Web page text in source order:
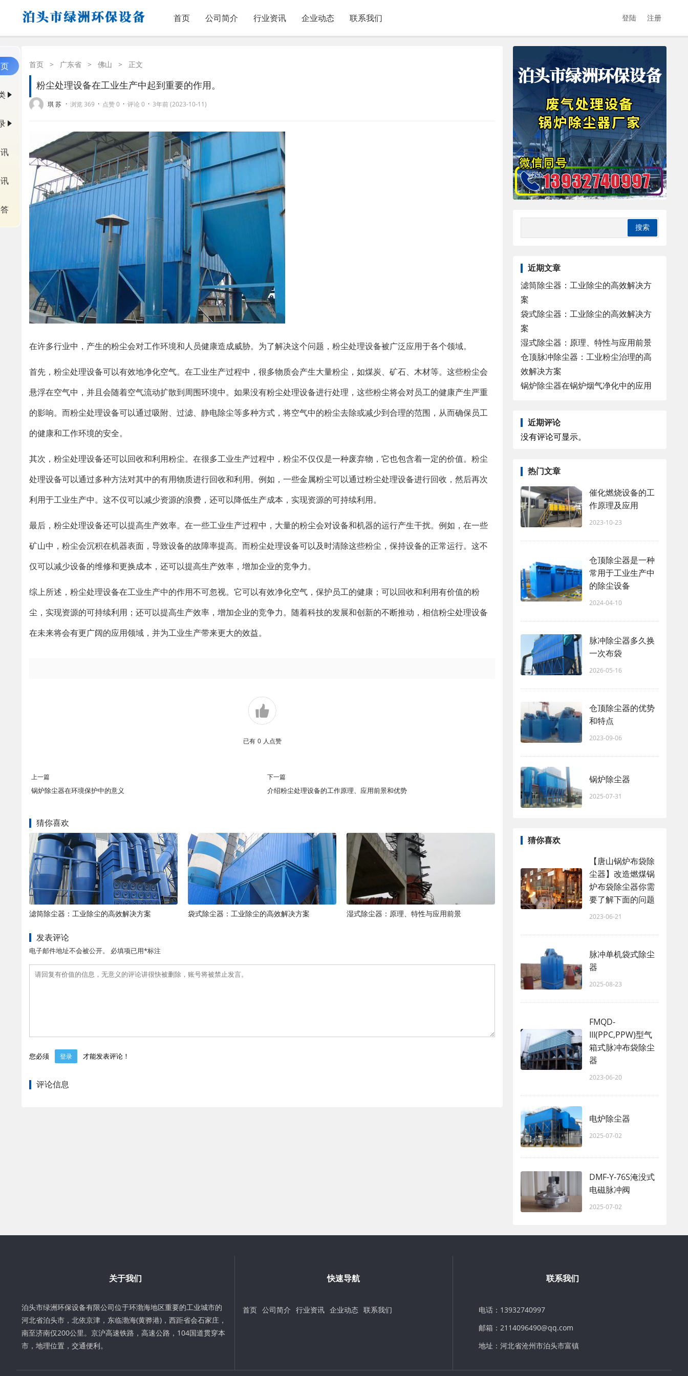
首页 公司简介 行业资讯 企业动态 联系我们 登陆 注册
首页 > 广东省 > 佛山 > 正文
粉尘处理设备在工业生产中起到重要的作用。
琪 苏 · 浏览 369 · 点赞 0 · 评论 0 · 3年前 (2023-10-11)
在许多行业中，产生的粉尘会对工作环境和人员健康造成威胁。为了解决这个问题，粉尘处理设备被广泛应用于各个领域。
首先，粉尘处理设备可以有效地净化空气。在工业生产过程中，很多物质会产生大量粉尘，如煤炭、矿石、木材等。这些粉尘会
悬浮在空气中，并且会随着空气流动扩散到周围环境中。如果没有粉尘处理设备进行处理，这些粉尘将会对员工的健康产生严重
的影响。而粉尘处理设备可以通过吸附、过滤、静电除尘等多种方式，将空气中的粉尘去除或减少到合理的范围，从而确保员工
的健康和工作环境的安全。
其次，粉尘处理设备还可以回收和利用粉尘。在很多工业生产过程中，粉尘不仅仅是一种废弃物，它也包含着一定的价值。粉尘
处理设备可以通过多种方法对其中的有用物质进行回收和利用。例如，一些金属粉尘可以通过粉尘处理设备进行回收，然后再次
利用于工业生产中。这不仅可以减少资源的浪费，还可以降低生产成本，实现资源的可持续利用。
最后，粉尘处理设备还可以提高生产效率。在一些工业生产过程中，大量的粉尘会对设备和机器的运行产生干扰。例如，在一些
矿山中，粉尘会沉积在机器表面，导致设备的故障率提高。而粉尘处理设备可以及时清除这些粉尘，保持设备的正常运行。这不
仅可以减少设备的维修和更换成本，还可以提高生产效率，增加企业的竞争力。
综上所述，粉尘处理设备在工业生产中的作用不可忽视。它可以有效净化空气，保护员工的健康；可以回收和利用有价值的粉
尘，实现资源的可持续利用；还可以提高生产效率，增加企业的竞争力。随着科技的发展和创新的不断推动，相信粉尘处理设备
在未来将会有更广阔的应用领域，并为工业生产带来更大的效益。
已有 0 人点赞
上一篇
锅炉除尘器在环境保护中的意义
下一篇
介绍粉尘处理设备的工作原理、应用前景和优势
猜你喜欢
滤筒除尘器：工业除尘的高效解决方案 袋式除尘器：工业除尘的高效解决方案 湿式除尘器：原理、特性与应用前景
发表评论
电子邮件地址不会被公开。 必填项已用*标注
您必须 登录 才能发表评论！
评论信息
近期文章
滤筒除尘器：工业除尘的高效解决方
案
袋式除尘器：工业除尘的高效解决方
案
湿式除尘器：原理、特性与应用前景
仓顶脉冲除尘器：工业粉尘治理的高
效解决方案
锅炉除尘器在锅炉烟气净化中的应用
近期评论
没有评论可显示。
热门文章
催化燃烧设备的工
作原理及应用
2023-10-23
仓顶除尘器是一种
常用于工业生产中
的除尘设备
2024-04-10
脉冲除尘器多久换
一次布袋
2026-05-16
仓顶除尘器的优势
和特点
2023-09-06
锅炉除尘器
2025-07-31
猜你喜欢
【唐山锅炉布袋除
尘器】改造燃煤锅
炉布袋除尘器你需
要了解下面的问题
2023-06-21
脉冲单机袋式除尘
器
2025-08-23
FMQD-
III(PPC,PPW)型气
箱式脉冲布袋除尘
器
2023-06-20
电炉除尘器
2025-07-02
DMF-Y-76S淹没式
电磁脉冲阀
2025-07-02
关于我们
泊头市绿洲环保设备有限公司位于环渤海地区重要的工业城市的
河北省泊头市，北依京津，东临渤海(黄骅港)，西距省会石家庄，
南至济南仅200公里。京沪高速铁路，高速公路，104国道贯穿本
市，地理位置，交通便利。
快速导航
首页 公司简介 行业资讯 企业动态 联系我们
联系我们
电话：13932740997
邮箱：2114096490@qq.com
地址：河北省沧州市泊头市富镇